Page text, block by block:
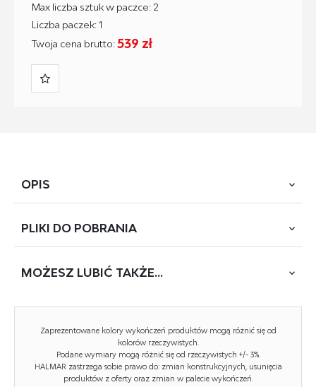
Twoja cena brutto:539 zł
Max liczba sztuk w paczce: 2
Liczba paczek: 1
OPIS
wymiary: 80/41 cm, materiał: spiek / MDF okleinowany,
Rodzaj: ława
Styl wykonania: nowoczesny
PLIKI DO POBRANIA
MAGNUM (VKCT-51039)-1
Zaprezentowane kolory wykończeń produktów mogą różnić się od
kolorów rzeczywistych.
Podane wymiary mogą różnić się od rzeczywistych +/- 3%.
HALMAR zastrzega sobie prawo do: zmian konstrukcyjnych, usunięcia
produktów z oferty oraz zmian w palecie wykończeń.
MOŻESZ LUBIĆ TAKŻE...